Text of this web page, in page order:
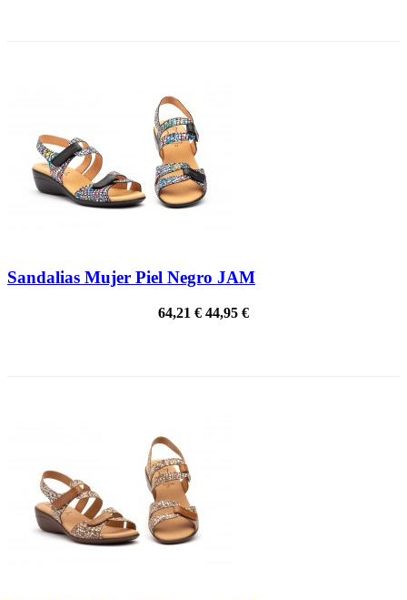
Sandalias Mujer Piel Negro JAM
64,21 € 44,95 €